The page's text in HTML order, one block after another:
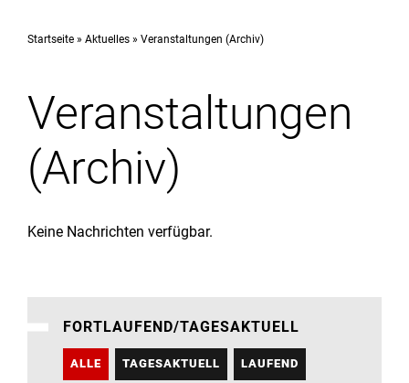
Hochschule
Studium
Institute
Forschung
Aktuelles
Startseite Aktuelles Veranstaltungen (Archiv)
Veranstaltungen
(Archiv)
Keine Nachrichten verfügbar.
FORTLAUFEND/TAGESAKTUELL
ALLE TAGESAKTUELL LAUFEND